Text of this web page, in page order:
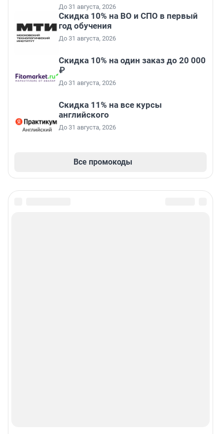
До 31 августа, 2026
Скидка 10% на ВО и СПО в первый
год обучения
До 31 августа, 2026
Скидка 10% на один заказ до 20 000
₽
До 31 августа, 2026
Скидка 11% на все курсы
английского
До 31 августа, 2026
Все промокоды